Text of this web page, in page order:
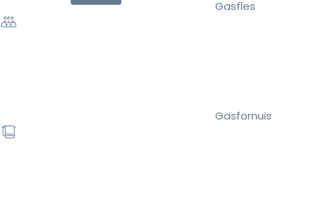
Gasfles
Gasfornuis